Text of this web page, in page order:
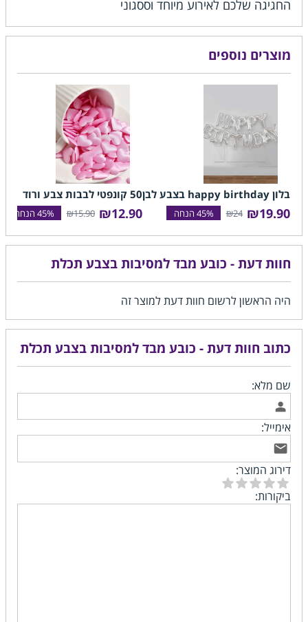
החגיגה שלכם לאירוע מיוחד וססגוני
חוות דעת - כובע מבד למסיבות בצבע תכלת
היה הראשון לרשום חוות דעת למוצר זה
כתוב חוות דעת - כובע מבד למסיבות בצבע תכלת
שם מלא:
אימייל:
דירוג המוצר:
ביקורות:
מוצרים נוספים
בלון happy birthday בצבע לבן
₪19.90
₪24
50 קונפטי לבבות צבע ורוד
₪12.90
₪15.90